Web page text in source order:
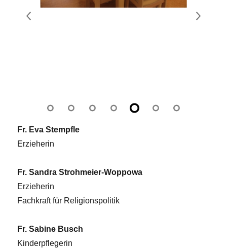
Fr. Eva Stempfle
Erzieherin
Fr. Sandra Strohmeier-Woppowa
Erzieherin
Fachkraft für Religionspolitik
Fr. Sabine Busch
Kinderpflegerin